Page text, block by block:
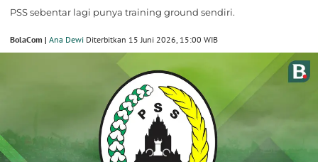
PSS sebentar lagi punya training ground sendiri.
BolaCom | Ana Dewi Diterbitkan 15 Juni 2026, 15:00 WIB